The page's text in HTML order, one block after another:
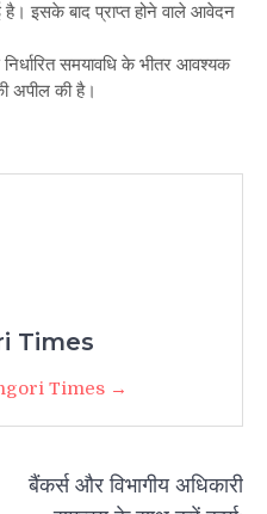
इसके बाद प्राप्त होने वाले आवेदन
समयावधि के भीतर आवश्यक
अपील की है।
Times
Times →
बैंकर्स और विभागीय अधिकारी